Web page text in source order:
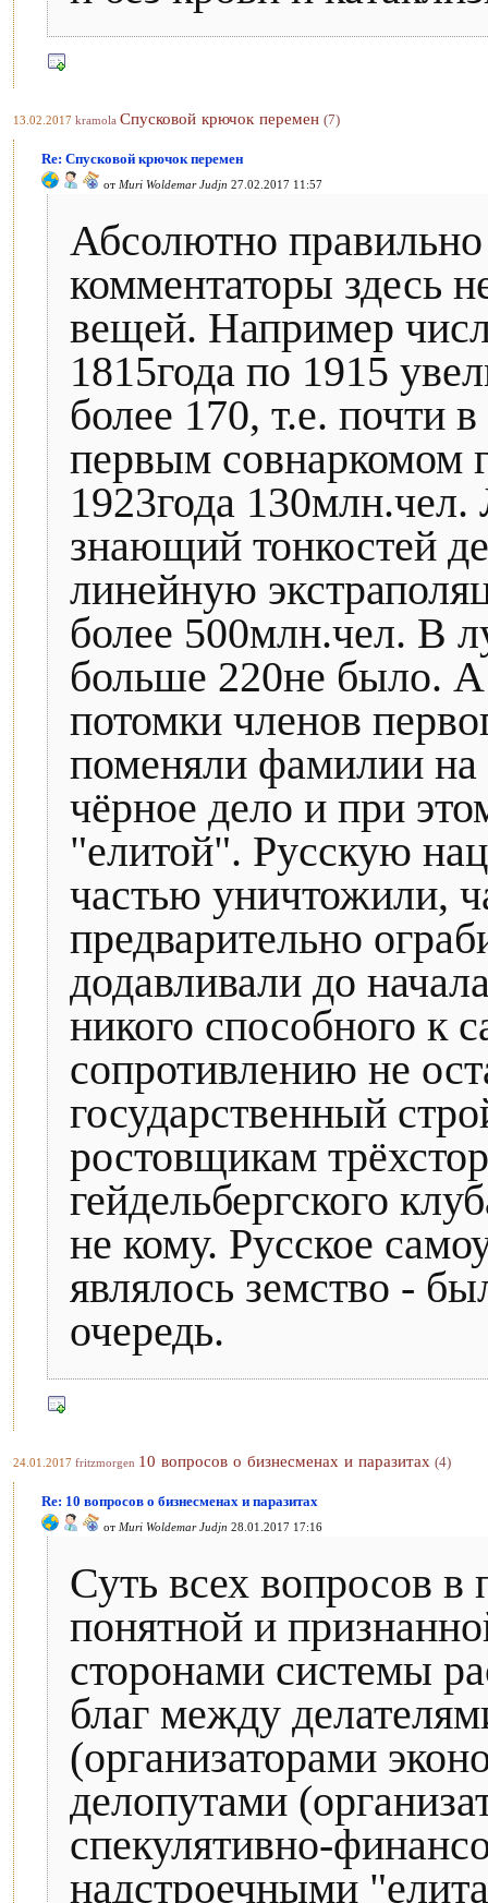
13.02.2017 kramola Спусковой крючок перемен (7)
Re: Спусковой крючок перемен
от Muri Woldemar Judjn 27.02.2017 11:57
Абсолютно
комментаторы здесь
вещей. Например
1815года по 1915
более 170, т.е. почти
первым совнаркомом
1923года
знающий тонкостей
линейную
более 500млн.чел. В
больше 220не было.
потомки членов
поменяли фамилии на
чёрное дело и при
"елитой". Русскую
частью уничтожили,
предварительно
додавливали до
никого способного к
сопротивлению не
государственный
ростовщикам
гейдельбергского
не кому. Русское
являлось земство -
очередь.
24.01.2017 fritzmorgen 10 вопросов о бизнесменах и паразитах (4)
Re: 10 вопросов о бизнесменах и паразитах
от Muri Woldemar Judjn 28.01.2017 17:16
Суть всех вопросов в
понятной и
сторонами системы
благ между
(организаторами
делопутами
спекулятивно-
надстроечными